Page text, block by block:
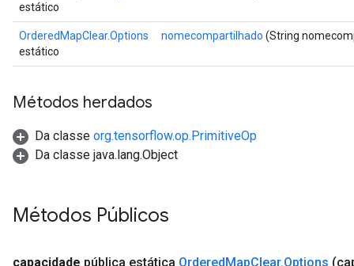
estático
OrderedMapClear.Options
estático
nomecompartilhado (String
Métodos herdados
Da classe org.tensorflow.op.PrimitiveOp
Da classe java.lang.Object
Métodos Públicos
capacidade pública estática OrderedMapClear.Options